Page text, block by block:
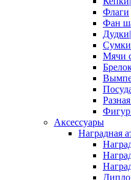
Флаги
Фан
Мячи
Аксессуары
Наградная